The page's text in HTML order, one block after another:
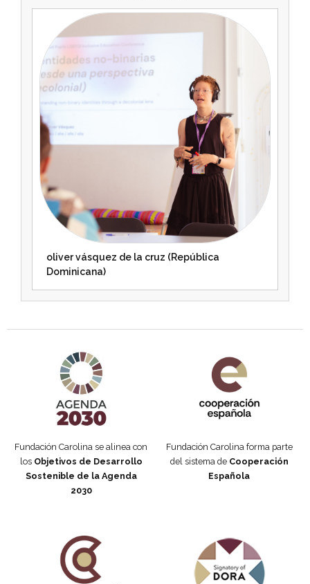
oliver vásquez de la cruz (República
Dominicana)
Fundación Carolina se alinea con
los Objetivos de Desarrollo
Sostenible de la Agenda
2030
Fundación Carolina forma parte
del sistema de Cooperación
Española